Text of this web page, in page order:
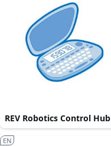
REV Robotics Control Hub
EN